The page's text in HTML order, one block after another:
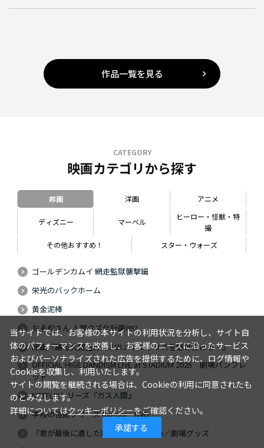
作品一覧を見る
CATEGORY
映画カテゴリから探す
邦画 洋画 アニメ
ディズニー マーベル
ヒーロー・怪獣・特
撮
その他おすすめ！
スター・ウォーズ
ゴールデンカムイ 網走監獄襲撃編
栄光のバックホーム
黄金泥棒
おそ松さん 人類クズ化計画!!!!!?
映画『踊る大捜査線 N.E.W.メトロポリスを駆け抜けろ！』
OFFICIAL HIGE DANDISM LIVE at STADIUM 2025 劇場パンフレ
ット
NETFLIXシリーズ『ガス人間』
学校の怪談シリーズ Blu-ray・DVD
『君が最後に遺した歌』Blu-ray・DVD／劇場グッズ
当サイトでは、お客様の本サイトの利用状況を分析し、サイト自
体のパフォーマンスを改善し、お客様のニーズに沿ったサービス
およびパーソナライズされた広告を提供するために、ログ情報や
Cookieを収集し、利用いたします。
サイトの閲覧を継続される場合は、Cookieの利用に同意されたも
のとみなします。
詳細についてはクッキーポリシーをご確認ください。
承諾する